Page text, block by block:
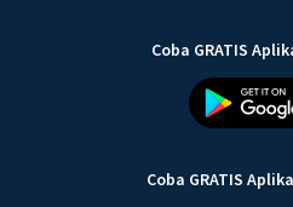
Coba GRATIS
Coba GRATIS